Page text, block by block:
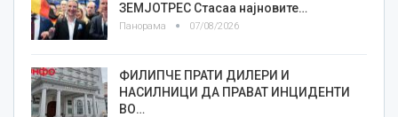
ЗЕМЈОТРЕС Стасаа најновите…
Панорама 07/08/2026
ФИЛИПЧЕ ПРАТИ ДИЛЕРИ И
НАСИЛНИЦИ ДА ПРАВАТ ИНЦИДЕНТИ
ВО…